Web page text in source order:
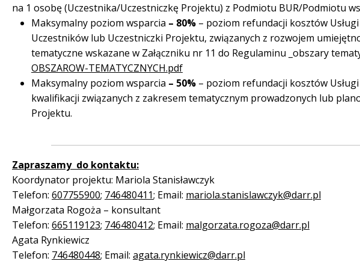
na 1 osobę (Uczestnika/Uczestniczkę Projektu) z Podmiotu BUR/Podmiotu
Maksymalny poziom wsparcia – 80% – poziom refundacji kosztów
Uczestników lub Uczestniczki Projektu, związanych z rozwojem
tematyczne wskazane w Załączniku nr 11 do Regulaminu _obszary
OBSZAROW-TEMATYCZNYCH.pdf
Maksymalny poziom wsparcia – 50% – poziom refundacji kosztów
kwalifikacji związanych z zakresem tematycznym prowadzonych lub
Projektu.
Zapraszamy do kontaktu:
Koordynator projektu: Mariola Stanisławczyk
Telefon: 607755900; 746480411; Email: mariola.stanislawczyk@darr.pl
Małgorzata Rogoża – konsultant
Telefon: 665119123; 746480412; Email: malgorzata.rogoza@darr.pl
Agata Rynkiewicz
Telefon: 746480448; Email: agata.rynkiewicz@darr.pl